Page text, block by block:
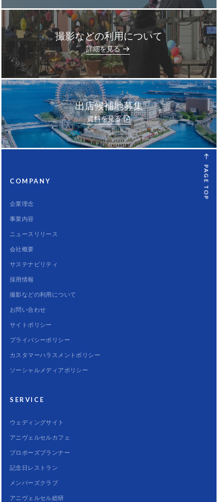
撮影などの利用について
詳細を見る
出店候補地募集
資料を見る
PAGE TOP
COMPANY
企業理念
事業内容
ニュースリリース
会社概要
サステナビリティ
採用情報
撮影などの利用について
お問い合わせ
サイトポリシー
プライバシーポリシー
カスタマーハラスメントポリシー
ソーシャルメディアポリシー
SERVICE
ウェディングサイト
アニヴェルセルカフェ
プロポーズプランナー
記念日レストラン
メンバーズクラブ
アニヴェルセル総研